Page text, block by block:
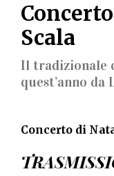
Scala
Il tradizionale
quest’anno da
Concerto di